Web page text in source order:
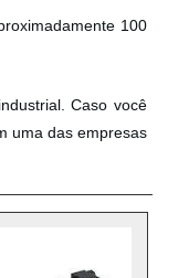
100
Caso você
uma das empresas